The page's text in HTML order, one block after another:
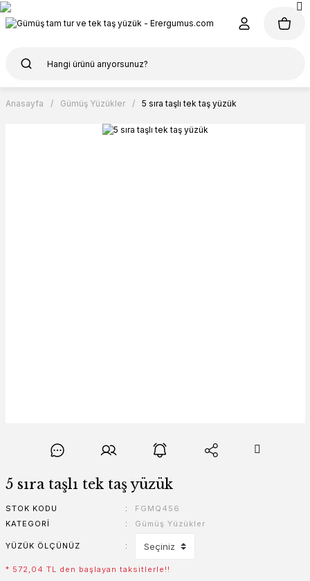
Anasayfa Gümüş Yüzükler 5 sıra taşlı tek taş yüzük
5 sıra taşlı tek taş yüzük
STOK KODU
FGMQ456
KATEGORI
Gümüş Yüzükler
YÜZÜK ÖLÇÜNÜZ
* 572,04 TL den başlayan taksitlerle!!